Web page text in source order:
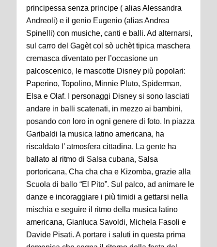
principessa senza principe ( alias Alessandra
Andreoli) e il genio Eugenio (alias Andrea
Spinelli) con musiche, canti e balli. Ad alternarsi,
sul carro del Gagèt col sò uchèt tipica maschera
cremasca diventato per l’occasione un
palcoscenico, le mascotte Disney più popolari:
Paperino, Topolino, Minnie Pluto, Spiderman,
Elsa e Olaf. I personaggi Disney si sono lasciati
andare in balli scatenati, in mezzo ai bambini,
posando con loro in ogni genere di foto. In piazza
Garibaldi la musica latino americana, ha
riscaldato l’ atmosfera cittadina. La gente ha
ballato al ritmo di Salsa cubana, Salsa
portoricana, Cha cha cha e Kizomba, grazie alla
Scuola di ballo “El Pito”. Sul palco, ad animare le
danze e incoraggiare i più timidi a gettarsi nella
mischia e seguire il ritmo della musica latino
americana, Gianluca Savoldi, Michela Fasoli e
Davide Pisati. A portare i saluti in questa prima